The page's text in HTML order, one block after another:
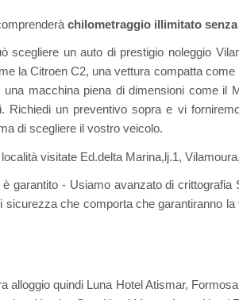
chilometraggio illimitato
scegliere un auto di prestigio noleggio
la Citroen C2, una vettura compatta
macchina piena di dimensioni come il
Richiedi un preventivo sopra e vi
di scegliere il vostro veicolo.
visitate Ed.delta Marina,lj.1,
garantito - Usiamo avanzato di
sicurezza che comporta che garantiranno
alloggio quindi Luna Hotel Atismar,